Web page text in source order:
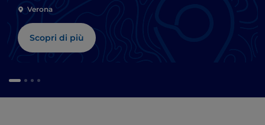
Verona
Scopri di più